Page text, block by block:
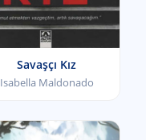
Savaşçı Kız
Isabella Maldonado